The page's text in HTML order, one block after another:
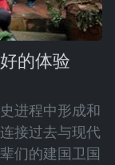
的体验
进程中形成和
接过去与现代
们的建国卫国